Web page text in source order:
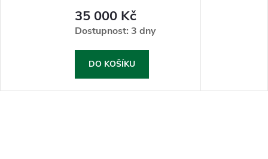
35 000 Kč
Dostupnost: 3 dny
DO KOŠÍKU